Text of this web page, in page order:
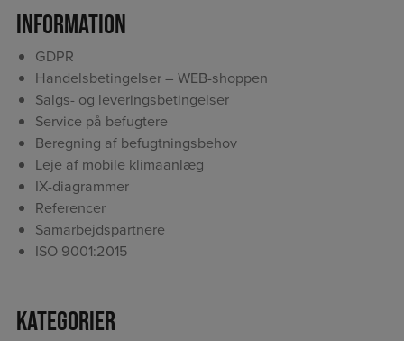
Information
GDPR
Handelsbetingelser – WEB-shoppen
Salgs- og leveringsbetingelser
Service på befugtere
Beregning af befugtningsbehov
Leje af mobile klimaanlæg
IX-diagrammer
Referencer
Samarbejdspartnere
ISO 9001:2015
Kategorier